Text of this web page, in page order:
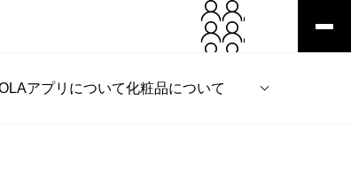
アプリについて化粧品について